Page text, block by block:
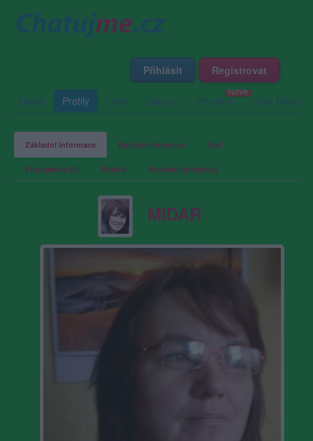
Přihlásit Registrovat
Domů Profily Chat Diskuze Premium Chat Rádio
Základní informace Detailní informace Zeď
Fotogalerie (2) Přátelé Poslední příspěvky
MIDAR